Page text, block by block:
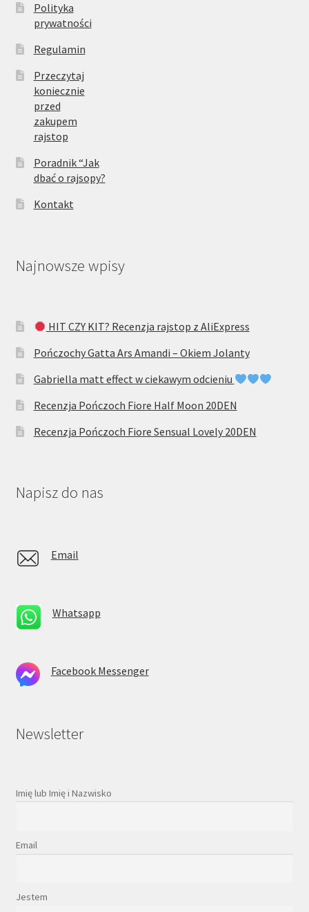
Polityka
prywatności
Regulamin
Przeczytaj
koniecznie
przed
zakupem
rajstop
Poradnik “Jak
dbać o rajsopy?
Kontakt
Najnowsze wpisy
HIT CZY KIT? Recenzja rajstop z AliExpress
Pończochy Gatta Ars Amandi – Okiem Jolanty
Gabriella matt effect w ciekawym odcieniu
Recenzja Pończoch Fiore Half Moon 20DEN
Recenzja Pończoch Fiore Sensual Lovely 20DEN
Napisz do nas
Email
Whatsapp
Facebook Messenger
Newsletter
Imię lub Imię i Nazwisko
Email
Jestem